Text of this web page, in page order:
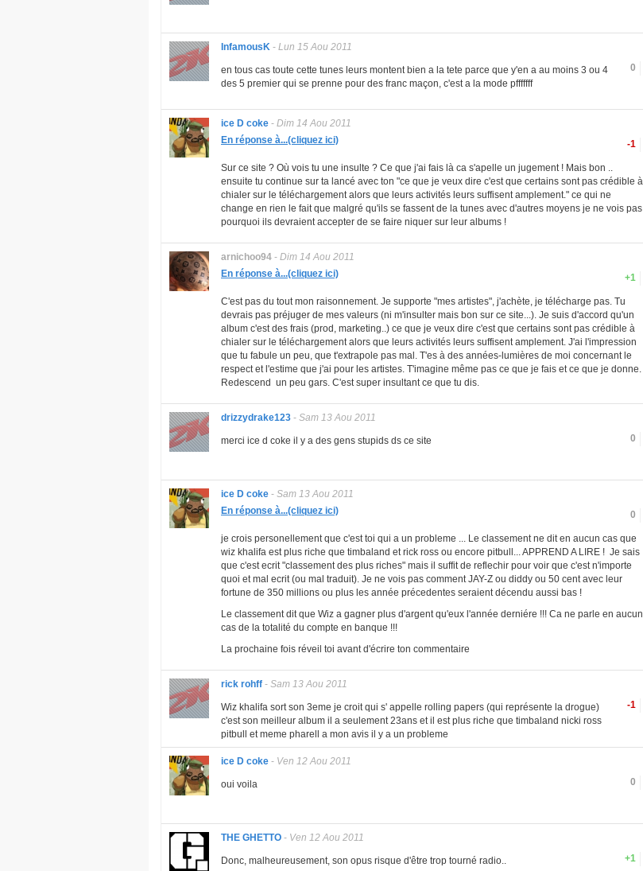
InfamousK - Lun 15 Aou 2011
0
en tous cas toute cette tunes leurs montent bien a la tete parce que y'en a au moins 3 ou 4
des 5 premier qui se prenne pour des franc maçon, c'est a la mode pfffffff
ice D coke - Dim 14 Aou 2011
-1
En réponse à...(cliquez ici)
Sur ce site ? Où vois tu une insulte ? Ce que j'ai fais là ca s'apelle un jugement ! Mais bon ..
ensuite tu continue sur ta lancé avec ton "ce que je veux dire c'est que certains sont pas crédible à
chialer sur le téléchargement alors que leurs activités leurs suffisent amplement." ce qui ne
change en rien le fait que malgré qu'ils se fassent de la tunes avec d'autres moyens je ne vois pas
pourquoi ils devraient accepter de se faire niquer sur leur albums !
arnichoo94 - Dim 14 Aou 2011
+1
En réponse à...(cliquez ici)
C'est pas du tout mon raisonnement. Je supporte "mes artistes", j'achète, je télécharge pas. Tu
devrais pas préjuger de mes valeurs (ni m'insulter mais bon sur ce site...). Je suis d'accord qu'un
album c'est des frais (prod, marketing..) ce que je veux dire c'est que certains sont pas crédible à
chialer sur le téléchargement alors que leurs activités leurs suffisent amplement. J'ai l'impression
que tu fabule un peu, que t'extrapole pas mal. T'es à des années-lumières de moi concernant le
respect et l'estime que j'ai pour les artistes. T'imagine même pas ce que je fais et ce que je donne.
Redescend un peu gars. C'est super insultant ce que tu dis.
drizzydrake123 - Sam 13 Aou 2011
0
merci ice d coke il y a des gens stupids ds ce site
ice D coke - Sam 13 Aou 2011
0
En réponse à...(cliquez ici)
je crois personellement que c'est toi qui a un probleme ... Le classement ne dit en aucun cas que
wiz khalifa est plus riche que timbaland et rick ross ou encore pitbull... APPREND A LIRE ! Je sais
que c'est ecrit "classement des plus riches" mais il suffit de reflechir pour voir que c'est n'importe
quoi et mal ecrit (ou mal traduit). Je ne vois pas comment JAY-Z ou diddy ou 50 cent avec leur
fortune de 350 millions ou plus les année précedentes seraient décendu aussi bas !
Le classement dit que Wiz a gagner plus d'argent qu'eux l'année derniére !!! Ca ne parle en aucun
cas de la totalité du compte en banque !!!
La prochaine fois réveil toi avant d'écrire ton commentaire
rick rohff - Sam 13 Aou 2011
-1
Wiz khalifa sort son 3eme je croit qui s' appelle rolling papers (qui représente la drogue)
c'est son meilleur album il a seulement 23ans et il est plus riche que timbaland nicki ross
pitbull et meme pharell a mon avis il y a un probleme
ice D coke - Ven 12 Aou 2011
0
oui voila
THE GHETTO - Ven 12 Aou 2011
+1
Donc, malheureusement, son opus risque d'être trop tourné radio..